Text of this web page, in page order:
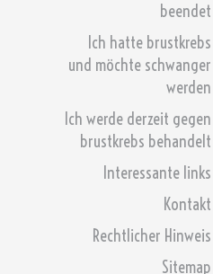
beendet
Ich hatte brustkrebs
und möchte schwanger
werden
Ich werde derzeit gegen
brustkrebs behandelt
Interessante links
Kontakt
Rechtlicher Hinweis
Sitemap